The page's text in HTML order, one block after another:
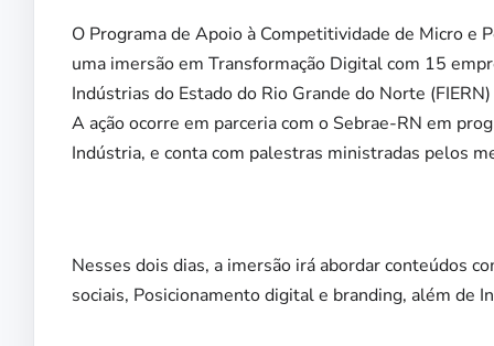
O Programa de Apoio à Competitividade de Micro e
uma imersão em Transformação Digital com 15
Indústrias do Estado do Rio Grande do Norte
A ação ocorre em parceria com o Sebrae-RN em
Indústria, e conta com palestras ministradas pelos
Nesses dois dias, a imersão irá abordar conteúdos
sociais, Posicionamento digital e branding, além de